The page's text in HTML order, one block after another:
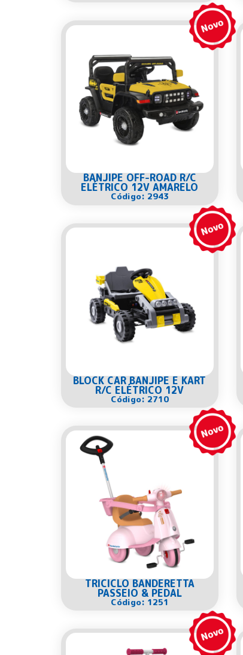
BANJIPE OFF-ROAD R/C
ELÉTRICO 12V AMARELO
Código: 2943
BLOCK CAR BANJIPE E KART
R/C ELÉTRICO 12V
Código: 2710
TRICICLO BANDERETTA
PASSEIO & PEDAL
Código: 1251